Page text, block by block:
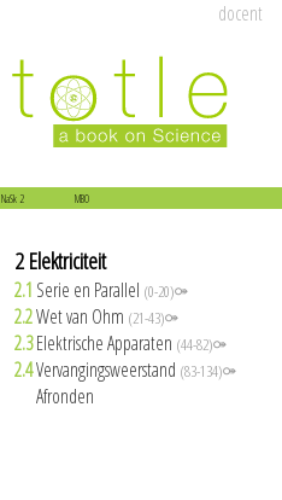
docent
NaSk 2 MBO
2 Elektriciteit
2.1 Serie en Parallel (0-20)⚩
2.2Wet van Ohm (21-43)⚩
2.3Elektrische Apparaten (44-82)⚩
2.4Vervangingsweerstand (83-134)⚩
Afronden